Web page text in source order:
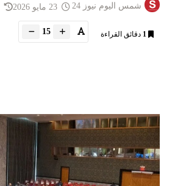
شمس اليوم نيوز 24
1 دقائق القراءة 15